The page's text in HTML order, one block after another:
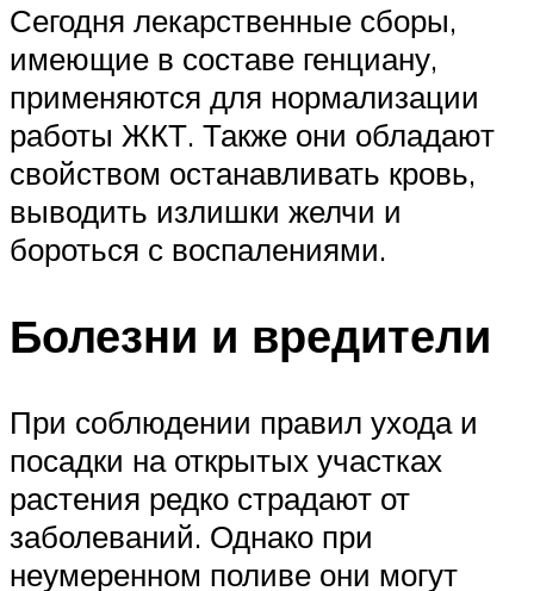
Сегодня лекарственные сборы,
имеющие в составе генциану,
применяются для нормализации
работы ЖКТ. Также они обладают
свойством останавливать кровь,
выводить излишки желчи и
бороться с воспалениями.
Болезни и вредители
При соблюдении правил ухода и
посадки на открытых участках
растения редко страдают от
заболеваний. Однако при
неумеренном поливе они могут